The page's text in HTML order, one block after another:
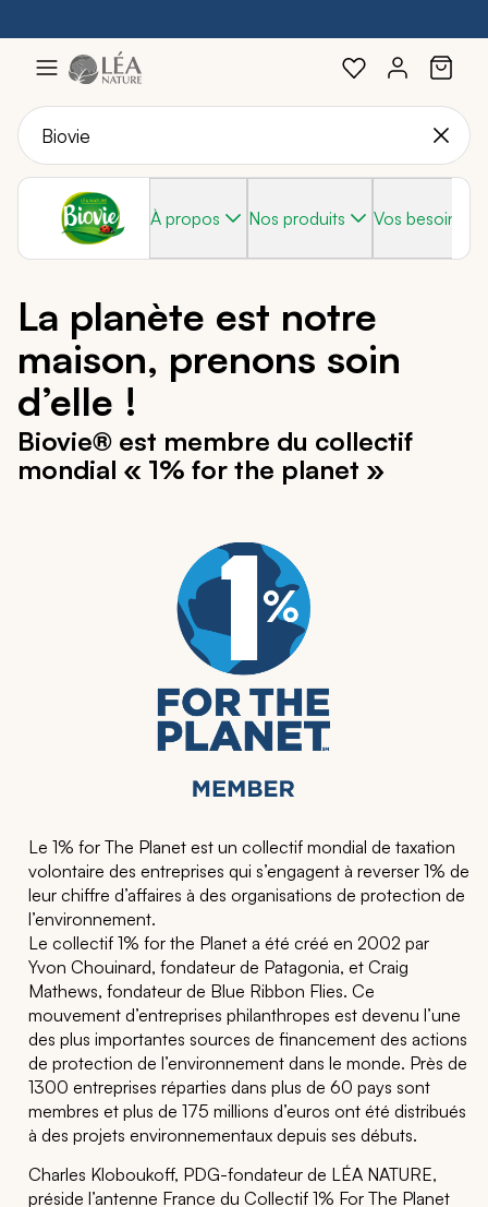
À propos Nos produits Vos besoins
La planète est notre
maison, prenons soin
d’elle !
Biovie® est membre du collectif
mondial « 1% for the planet »
Le 1% for The Planet est un collectif mondial de taxation
volontaire des entreprises qui s’engagent à reverser 1% de
leur chiffre d’affaires à des organisations de protection de
l’environnement.
Le collectif 1% for the Planet a été créé en 2002 par
Yvon Chouinard, fondateur de Patagonia, et Craig
Mathews, fondateur de Blue Ribbon Flies. Ce
mouvement d’entreprises philanthropes est devenu l’une
des plus importantes sources de financement des actions
de protection de l’environnement dans le monde. Près de
1300 entreprises réparties dans plus de 60 pays sont
membres et plus de 175 millions d’euros ont été distribués
à des projets environnementaux depuis ses débuts.
Charles Kloboukoff, PDG-fondateur de LÉA NATURE,
préside l’antenne France du Collectif 1% For The Planet